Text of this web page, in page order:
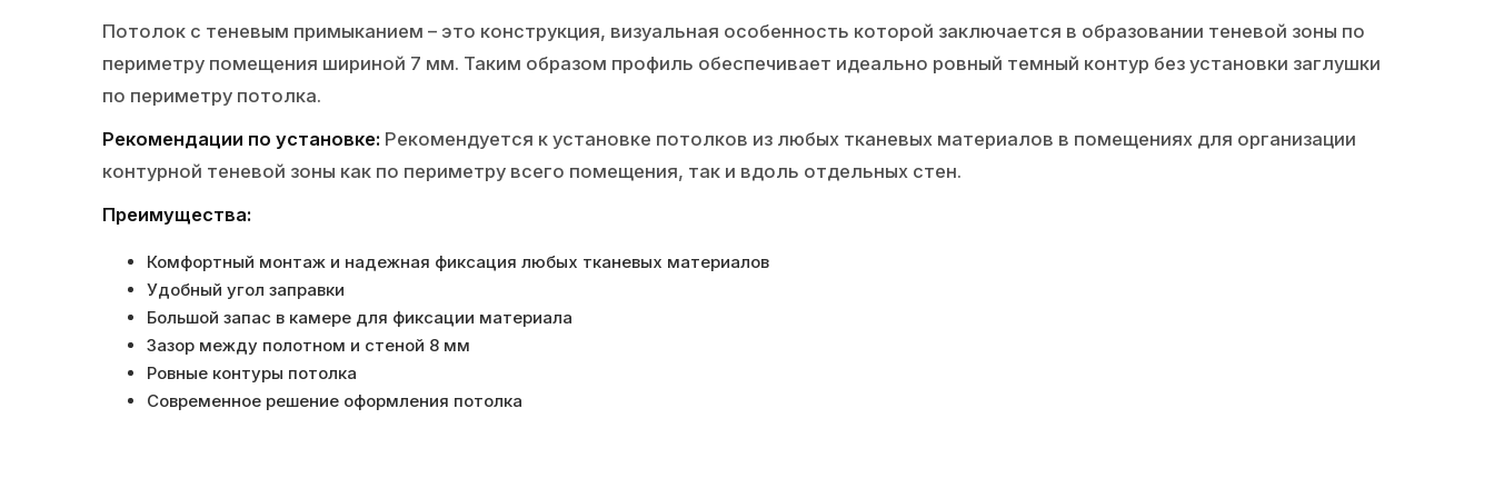
Потолок с теневым примыканием – это конструкция, визуальная особенность которой заключается в образовании теневой зоны по
периметру помещения шириной 7 мм. Таким образом профиль обеспечивает идеально ровный темный контур без установки заглушки
по периметру потолка.
Рекомендации по установке: Рекомендуется к установке потолков из любых тканевых материалов в помещениях для организации
контурной теневой зоны как по периметру всего помещения, так и вдоль отдельных стен.
Преимущества:
Комфортный монтаж и надежная фиксация любых тканевых материалов
Удобный угол заправки
Большой запас в камере для фиксации материала
Зазор между полотном и стеной 8 мм
Ровные контуры потолка
Современное решение оформления потолка